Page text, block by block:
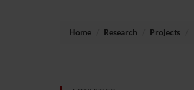
Home Research Projects